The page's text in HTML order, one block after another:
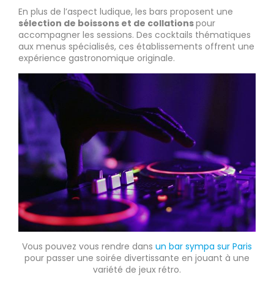
En plus de l’aspect ludique, les bars proposent une
sélection de boissons et de collationspour
accompagner les sessions. Des cocktails thématiques
aux menus spécialisés, ces établissements offrent une
expérience gastronomique originale.
Vous pouvez vous rendre dans un bar sympa sur Paris
pour passer une soirée divertissante en jouant à une
variété de jeux rétro.